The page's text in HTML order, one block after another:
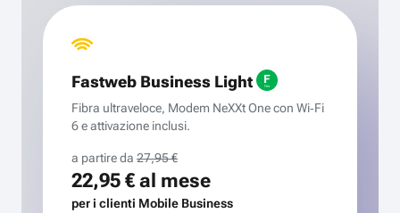
Fastweb Business Light
Fibra ultraveloce, Modem NeXXt One con Wi‑Fi
6 e attivazione inclusi.
a partire da 27,95 €
22,95 €al mese
per i clienti Mobile Business